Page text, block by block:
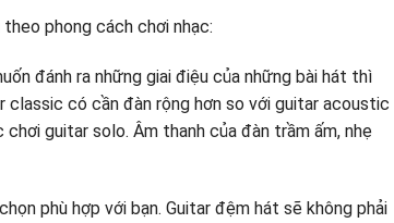
phong cách chơi nhạc:
đánh ra những giai điệu của những bài hát thì
classic có cần đàn rộng hơn so với guitar acoustic
guitar solo. Âm thanh của đàn trầm ấm, nhẹ
phù hợp với bạn. Guitar đệm hát sẽ không phải